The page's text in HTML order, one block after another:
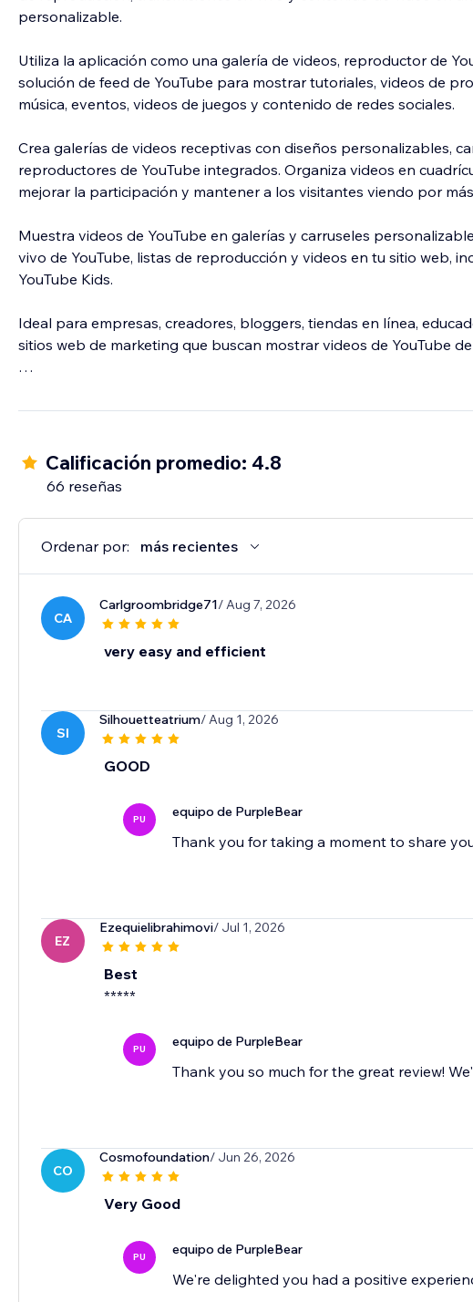
personalizable.
Utiliza la aplicación como una galería de videos, reproductor de
solución de feed de YouTube para mostrar tutoriales, videos de
música, eventos, videos de juegos y contenido de redes sociales.
Crea galerías de videos receptivas con diseños personalizables,
reproductores de YouTube integrados. Organiza videos en
mejorar la participación y mantener a los visitantes viendo por
Muestra videos de YouTube en galerías y carruseles
vivo de YouTube, listas de reproducción y videos en tu sitio web,
YouTube Kids.
Ideal para empresas, creadores, bloggers, tiendas en línea,
sitios web de marketing que buscan mostrar videos de YouTube
Incrusta videos de YouTube, crea galerías de video y muestra
Calificación promedio: 4.8
66 reseñas
Ordenar por: más recientes
CA
Carlgroombridge71/ Aug 7, 2026
very easy and efficient
SI
Silhouetteatrium/ Aug 1, 2026
GOOD
PU equipo de PurpleBear
Thank you for taking a moment to share
EZ
Ezequielibrahimovi/ Jul 1, 2026
Best
*****
PU equipo de PurpleBear
Thank you so much for the great review!
CO
Cosmofoundation/ Jun 26, 2026
Very Good
PU equipo de PurpleBear
We're delighted you had a positive